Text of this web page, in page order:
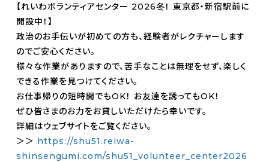
【れいわボランティアセンター 2026冬！ 東京都・新宿駅前に
開設中！】
政治のお手伝いが初めての方も、経験者がレクチャーします
のでご安心ください。
様々な作業がありますので、苦手なことは無理をせず、楽しく
できる作業を見つけてください。
お仕事帰りの短時間でもOK！ お友達を誘ってもOK！
ぜひ皆さまのお力をお貸しいただけたら幸いです。
詳細はウェブサイトをご覧ください。
＞＞ https://shu51.reiwa-
shinsengumi.com/shu51_volunteer_center2026